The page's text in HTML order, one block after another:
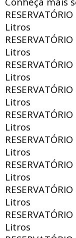
Litros
Litros
Litros
Litros
Litros
Litros
Litros
Litros
Litros